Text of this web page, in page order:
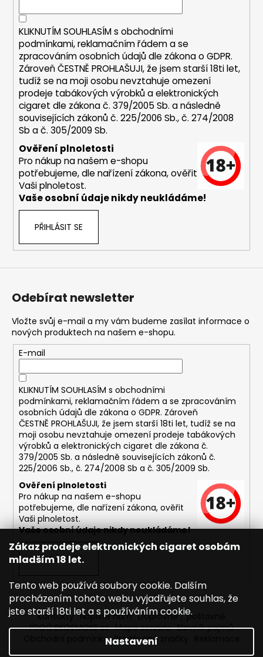
Zákaz prodeje elektronických cigaret osobám
mladším 18 let.
Tento web používá soubory cookie. Dalším
procházením tohoto webu vyjadřujete souhlas, že
jste starší 18ti let a s používáním cookie.
Nastavení
KLIKNUTÍM SOUHLASÍM s obchodními
podmínkami,reklamačním řádem a se
zpracováním osobních údajů dle zákona oGDPR.
Zároveň ČESTNĚ PROHLAŠUJI, že jsem starší 18ti let,
tudíž se na moji osobu nevztahuje omezení
prodeje tabákových výrobků a elektronických
cigaret dle zákona č. 379/2005 Sb. a následně
souvisejících zákonů č. 225/2006 Sb., č. 274/2008
Sb a č. 305/2009 Sb.
Ověření plnoletosti
Pro nákup na našem e-shopu
potřebujeme, dle nařízení zákona, ověřit
Vaši plnoletost.
Vaše osobní údaje nikdy neukládáme!
PŘIHLÁSIT SE
Odebírat newsletter
Vložte svůj e-mail a my vám budeme zasílat informace o
nových produktech na našem e-shopu.
E-mail
KLIKNUTÍM SOUHLASÍM s obchodními
podmínkami, reklamačním řádem a se zpracováním
osobních údajů dle zákona o GDPR. Zároveň
ČESTNĚ PROHLAŠUJI, že jsem starší 18ti let, tudíž se na
moji osobu nevztahuje omezení prodeje tabákových
výrobků a elektronických cigaret dle zákona č.
379/2005 Sb. a následně souvisejících zákonů č.
225/2006 Sb., č. 274/2008 Sb a č. 305/2009 Sb.
Ověření plnoletosti
Pro nákup na našem e-shopu
potřebujeme, dle nařízení zákona, ověřit
Vaši plnoletost.
Vaše osobní údaje nikdy neukládáme!
PŘIHLÁSIT SE
Kontakty Napište nám Dopravné / poštovné
PROČ EKOSMOKE.cz Mapa serveru Slovník pojmů
Obchodní podmínky Prodávané značky